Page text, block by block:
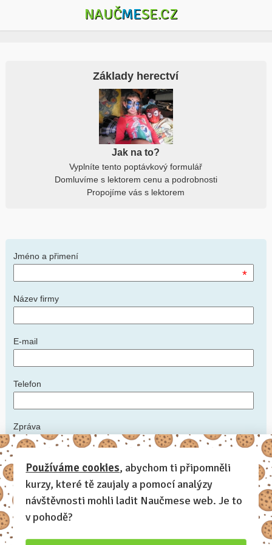
NAUČMESE.CZ
Základy herectví
Jak na to?
Vyplníte tento poptávkový formulář
Domluvíme s lektorem cenu a podrobnosti
Propojíme vás s lektorem
Jméno a přimení
*
Název firmy
E-mail
Telefon
Zpráva
*
Napište nám podrobnosti: ideální datum konání kurzu, počet
zaměstnanců, zda máte prostory, kde kurz uspořádat, další informace,
které by měl lektor vědět
Používáme cookies, abychom ti připomněli
kurzy, které tě zaujaly a pomocí analýzy
návštěvnosti mohli ladit Naučmese web. Je to
v pohodě?